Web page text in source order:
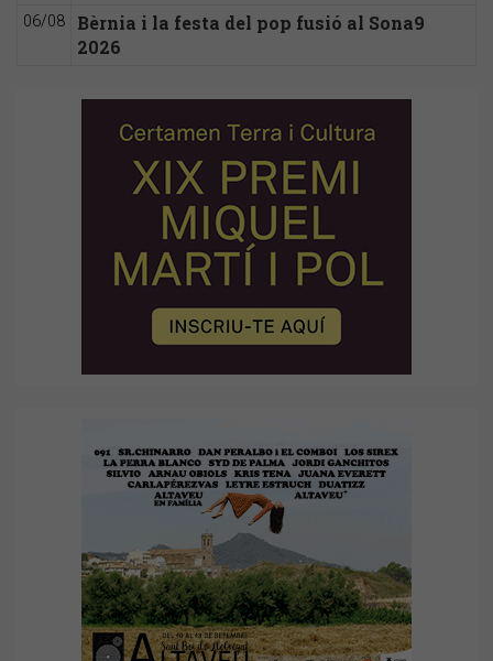
06/08
Bèrnia i la festa del pop fusió al Sona9
2026